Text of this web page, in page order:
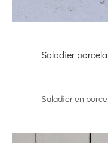
Saladier
Saladier en